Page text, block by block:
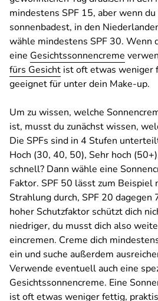
mindestens SPF 15, aber wenn
sonnenbadest, in den
wähle mindestens SPF 30. Wenn
eine Gesichtssonnencreme
fürs Gesicht ist oft etwas weniger
geeignet für unter dein Make-up.
Um zu wissen, welche
ist, musst du zunächst wissen,
Die SPFs sind in 4 Stufen
Hoch (30, 40, 50), Sehr hoch
schnell? Dann wähle eine
Faktor. SPF 50 lässt zum Beispiel
Strahlung durch, SPF 20 dagegen
hoher Schutzfaktor schützt dich
niedriger, du musst dich also
eincremen. Creme dich
ein und suche außerdem
Verwende eventuell auch eine
Gesichtssonnencreme. Eine
ist oft etwas weniger fettig,